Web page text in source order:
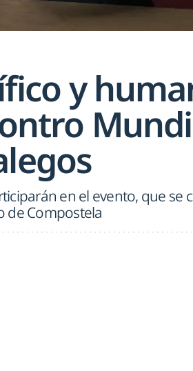
y
en el evento, que se
de Compostela